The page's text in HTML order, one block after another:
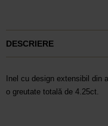
DESCRIERE
Inel cu design extensibil din
o greutate totală de 4.25ct.